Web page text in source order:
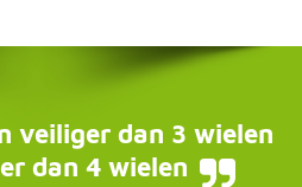
veiliger dan 3 wielen
dan 4 wielen